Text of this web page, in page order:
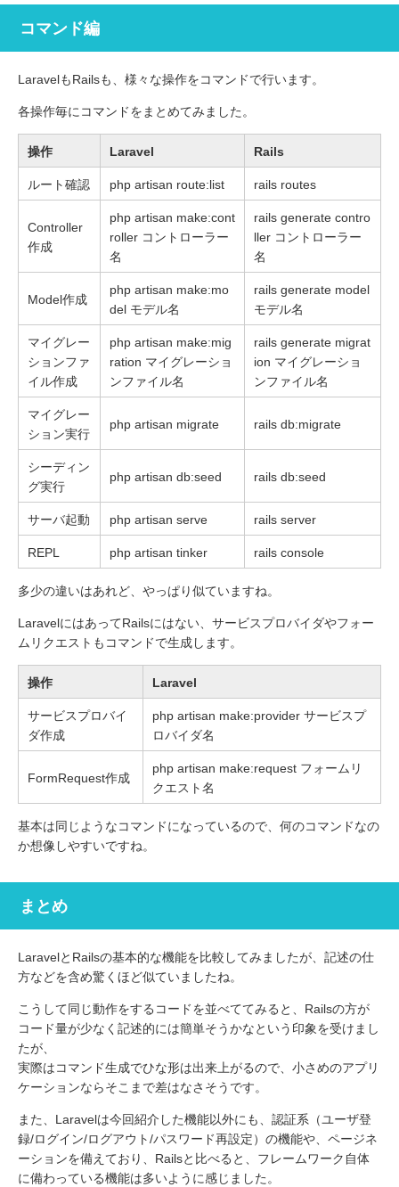
コマンド編
LaravelもRailsも、様々な操作をコマンドで行います。
各操作毎にコマンドをまとめてみました。
操作 Laravel Rails
ルート確認 php artisan route:list rails routes
Controller
作成
php artisan make:cont
roller コントローラー
名
rails generate contro
ller コントローラー
名
Model作成
php artisan make:mo
del モデル名
rails generate model
モデル名
マイグレー
ションファ
イル作成
php artisan make:mig
ration マイグレーショ
ンファイル名
rails generate migrat
ion マイグレーショ
ンファイル名
マイグレー
ション実行
php artisan migrate rails db:migrate
シーディン
グ実行
php artisan db:seed rails db:seed
サーバ起動 php artisan serve rails server
REPL php artisan tinker rails console
多少の違いはあれど、やっぱり似ていますね。
LaravelにはあってRailsにはない、サービスプロバイダやフォー
ムリクエストもコマンドで生成します。
操作 Laravel
サービスプロバイ
ダ作成
php artisan make:provider サービスプ
ロバイダ名
FormRequest作成
php artisan make:request フォームリ
クエスト名
基本は同じようなコマンドになっているので、何のコマンドなの
か想像しやすいですね。
まとめ
LaravelとRailsの基本的な機能を比較してみましたが、記述の仕
方などを含め驚くほど似ていましたね。
こうして同じ動作をするコードを並べててみると、Railsの方が
コード量が少なく記述的には簡単そうかなという印象を受けまし
たが、
実際はコマンド生成でひな形は出来上がるので、小さめのアプリ
ケーションならそこまで差はなさそうです。
また、Laravelは今回紹介した機能以外にも、認証系（ユーザ登
録/ログイン/ログアウト/パスワード再設定）の機能や、ページネ
ーションを備えており、Railsと比べると、フレームワーク自体
に備わっている機能は多いように感じました。